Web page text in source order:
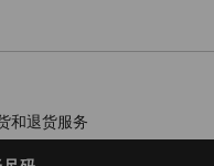
days based on your location